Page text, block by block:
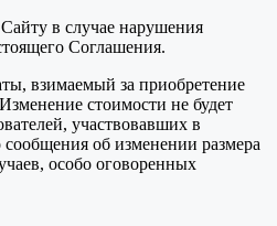
в случае нарушения
Соглашения.
взимаемый за приобретение
стоимости не будет
участвовавших в
об изменении размера
особо оговоренных